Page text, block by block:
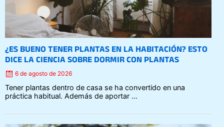
¿ES BUENO TENER PLANTAS EN LA HABITACIÓN? ESTO
DICE LA CIENCIA SOBRE DORMIR CON PLANTAS
6 de agosto de 2026
Tener plantas dentro de casa se ha convertido en una
práctica habitual. Además de aportar ...